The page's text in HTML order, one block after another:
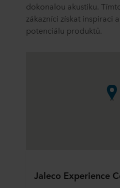
dokonalou akustiku.
zákazníci získat inspiraci
potenciálu produktů.
Jaleco Experience